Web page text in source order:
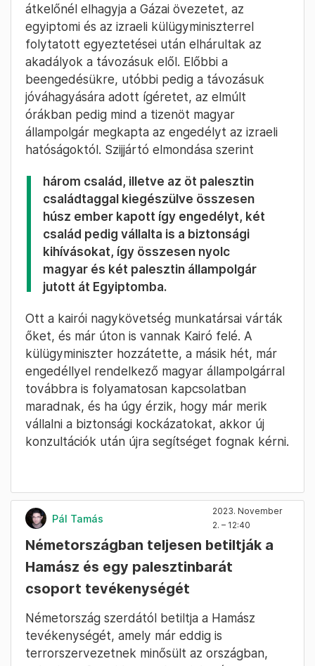
átkelőnél elhagyja a Gázai övezetet, az
egyiptomi és az izraeli külügyminiszterrel
folytatott egyeztetései után elhárultak az
akadályok a távozásuk elől. Előbbi a
beengedésükre, utóbbi pedig a távozásuk
jóváhagyására adott ígéretet, az elmúlt
órákban pedig mind a tizenöt magyar
állampolgár megkapta az engedélyt az izraeli
hatóságoktól. Szijjártó elmondása szerint
három család, illetve az öt palesztin
családtaggal kiegészülve összesen
húsz ember kapott így engedélyt, két
család pedig vállalta is a biztonsági
kihívásokat, így összesen nyolc
magyar és két palesztin állampolgár
jutott át Egyiptomba.
Ott a kairói nagykövetség munkatársai várták
őket, és már úton is vannak Kairó felé. A
külügyminiszter hozzátette, a másik hét, már
engedéllyel rendelkező magyar állampolgárral
továbbra is folyamatosan kapcsolatban
maradnak, és ha úgy érzik, hogy már merik
vállalni a biztonsági kockázatokat, akkor új
konzultációk után újra segítséget fognak kérni.
Pál Tamás
2023. November
2. – 12:40
Németországban teljesen betiltják a
Hamász és egy palesztinbarát
csoport tevékenységét
Németország szerdától betiltja a Hamász
tevékenységét, amely már eddig is
terrorszervezetnek minősült az országban,